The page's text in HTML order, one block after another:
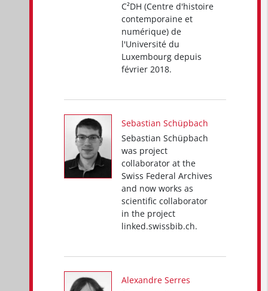
C²DH (Centre d'histoire
contemporaine et
numérique) de
l'Université du
Luxembourg depuis
février 2018.
Sebastian Schüpbach
Sebastian Schüpbach
was project
collaborator at the
Swiss Federal Archives
and now works as
scientific collaborator
in the project
linked.swissbib.ch.
Alexandre Serres